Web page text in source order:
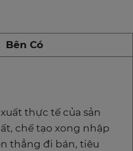
Bên Có
thực tế của sản
chế tạo xong nhập
thẳng đi bán, tiêu